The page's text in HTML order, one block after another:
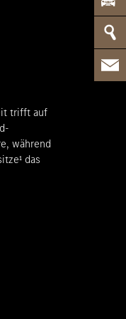
trifft auf
während
das